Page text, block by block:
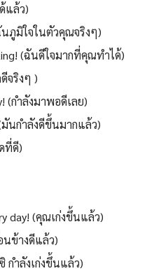
แล้ว)
ภูมิใจในตัวคุณจริงๆ)
(ฉันดีใจมากที่คุณทำได้)
จริงๆ )
(กำลังมาพอดีเลย)
นกำลังดีขึ้นมากแล้ว)
ที่ดี)
day! (คุณเก่งขึ้นแล้ว)
นข้างดีแล้ว)
กำลังเก่งขึ้นแล้ว)